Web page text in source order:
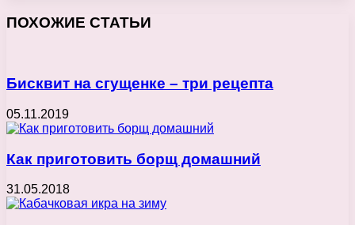
ПОХОЖИЕ СТАТЬИ
Бисквит на сгущенке – три рецепта
05.11.2019
Как приготовить борщ домашний
31.05.2018